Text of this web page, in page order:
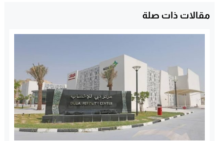
مقالات ذات صلة